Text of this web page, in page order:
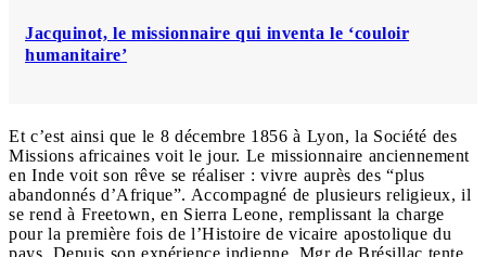
Jacquinot, le missionnaire qui inventa le ‘couloir
humanitaire’
Et c’est ainsi que le 8 décembre 1856 à Lyon, la Société des
Missions africaines voit le jour. Le missionnaire anciennement
en Inde voit son rêve se réaliser : vivre auprès des “plus
abandonnés d’Afrique”. Accompagné de plusieurs religieux, il
se rend à Freetown, en Sierra Leone, remplissant la charge
pour la première fois de l’Histoire de vicaire apostolique du
pays. Depuis son expérience indienne, Mgr de Brésillac tente